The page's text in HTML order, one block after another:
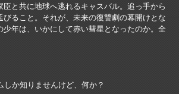
と共に地球へ逃れるキャスバル。追っ手から
びること。それが、未来の復讐劇の幕開けとな
少年は、いかにして赤い彗星となったのか。全
しか知りませんけど、何か？